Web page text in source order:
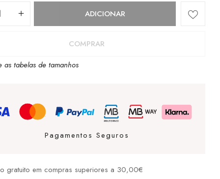
ADICIONAR
COMPRAR
as tabelas de tamanhos
Pagamentos Seguros
gratuito em compras superiores a 30,00€